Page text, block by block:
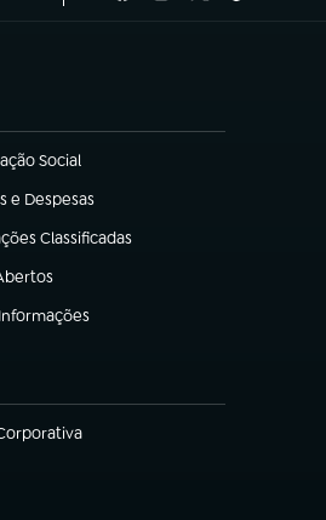
Social
nova aba)
e Despesas
nova aba)
Classificadas
nova aba)
nova aba)
nova aba)
aba)